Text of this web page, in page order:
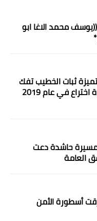
تحيي
محمد الاغا ابو
ثبات الخطيب تفك
لغز الزهايمر وتتوج ببراءة اختراع في عام 2019
حاشدة دعت
العامة
أسطورة الأمن